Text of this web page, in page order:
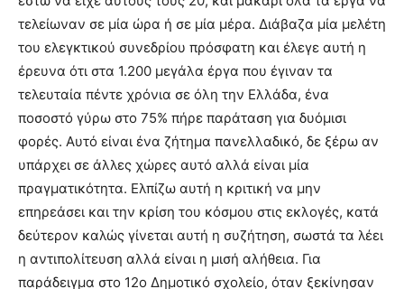
τελείωναν σε μία ώρα ή σε μία μέρα. Διάβαζα μία μελέτη
του ελεγκτικού συνεδρίου πρόσφατη και έλεγε αυτή η
έρευνα ότι στα 1.200 μεγάλα έργα που έγιναν τα
τελευταία πέντε χρόνια σε όλη την Ελλάδα, ένα
ποσοστό γύρω στο 75% πήρε παράταση για δυόμισι
φορές. Αυτό είναι ένα ζήτημα πανελλαδικό, δε ξέρω αν
υπάρχει σε άλλες χώρες αυτό αλλά είναι μία
πραγματικότητα. Ελπίζω αυτή η κριτική να μην
επηρεάσει και την κρίση του κόσμου στις εκλογές, κατά
δεύτερον καλώς γίνεται αυτή η συζήτηση, σωστά τα λέει
η αντιπολίτευση αλλά είναι η μισή αλήθεια. Για
παράδειγμα στο 12ο Δημοτικό σχολείο, όταν ξεκίνησαν